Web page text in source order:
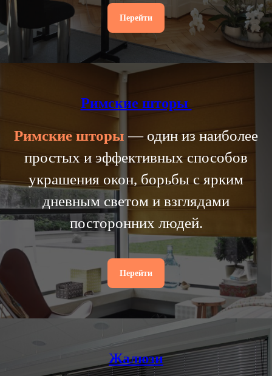
Перейти
Римские шторы
Римские шторы — один из наиболее
простых и эффективных способов
украшения окон, борьбы с ярким
дневным светом и взглядами
посторонних людей.
Перейти
Жалюзи